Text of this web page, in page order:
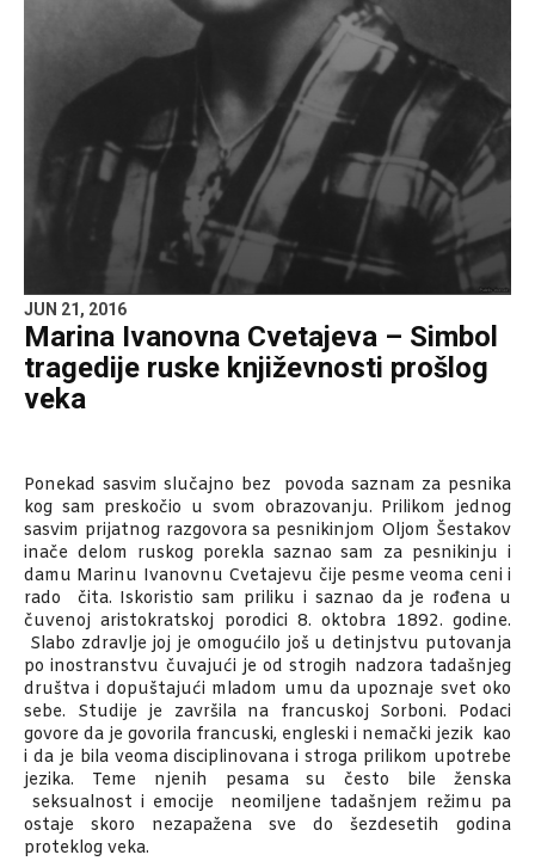
JUN 21, 2016
Marina Ivanovna Cvetajeva – Simbol
tragedije ruske književnosti prošlog
veka
Ponekad sasvim slučajno bez povoda saznam za pesnika
kog sam preskočio u svom obrazovanju. Prilikom jednog
sasvim prijatnog razgovora sa pesnikinjom Oljom Šestakov
inače delom ruskog porekla saznao sam za pesnikinju i
damu Marinu Ivanovnu Cvetajevu čije pesme veoma ceni i
rado čita. Iskoristio sam priliku i saznao da je rođena u
čuvenoj aristokratskoj porodici 8. oktobra 1892. godine.
Slabo zdravlje joj je omogućilo još u detinjstvu putovanja
po inostranstvu čuvajući je od strogih nadzora tadašnjeg
društva i dopuštajući mladom umu da upoznaje svet oko
sebe. Studije je završila na francuskoj Sorboni. Podaci
govore da je govorila francuski, engleski i nemački jezik kao
i da je bila veoma disciplinovana i stroga prilikom upotrebe
jezika. Teme njenih pesama su često bile ženska
seksualnost i emocije neomiljene tadašnjem režimu pa
ostaje skoro nezapažena sve do šezdesetih godina
proteklog veka.